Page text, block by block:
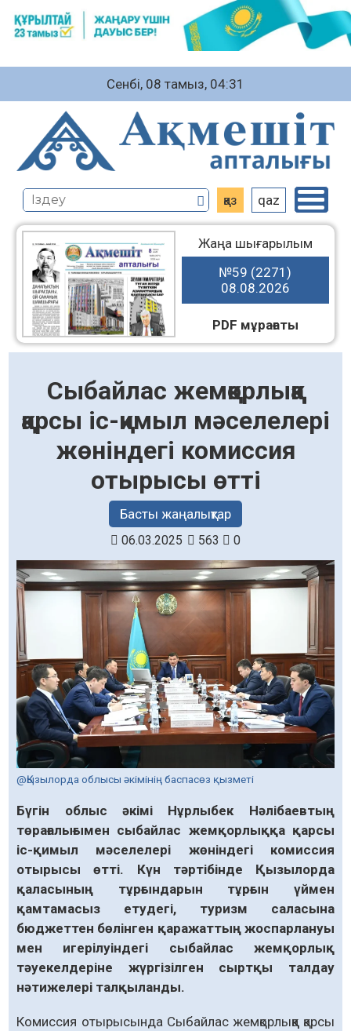
Сенбі, 08 тамыз, 04:31
қаз qaz
Жаңа шығарылым
№59 (2271)
08.08.2026
PDF мұрағаты
Сыбайлас жемқорлыққа
қарсы іс-қимыл мәселелері
жөніндегі комиссия
отырысы өтті
Басты жаңалықтар
06.03.2025 563 0
@Қызылорда облысы әкімінің баспасөз қызметі
Бүгін облыс әкімі Нұрлыбек Нәлібаевтың
төрағалығымен сыбайлас жемқорлыққа қарсы
іс-қимыл мәселелері жөніндегі комиссия
отырысы өтті. Күн тәртібінде Қызылорда
қаласының тұрғындарын тұрғын үймен
қамтамасыз етудегі, туризм саласына
бюджеттен бөлінген қаражаттың жоспарлануы
мен игерілуіндегі сыбайлас жемқорлық
тәуекелдеріне жүргізілген сыртқы талдау
нәтижелері талқыланды.
Комиссия отырысында Сыбайлас жемқорлыққа қарсы